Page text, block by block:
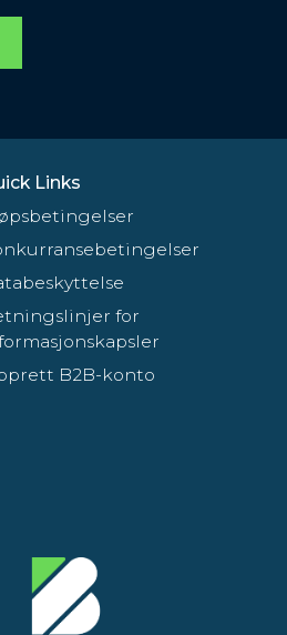
Links
for
B2B-konto